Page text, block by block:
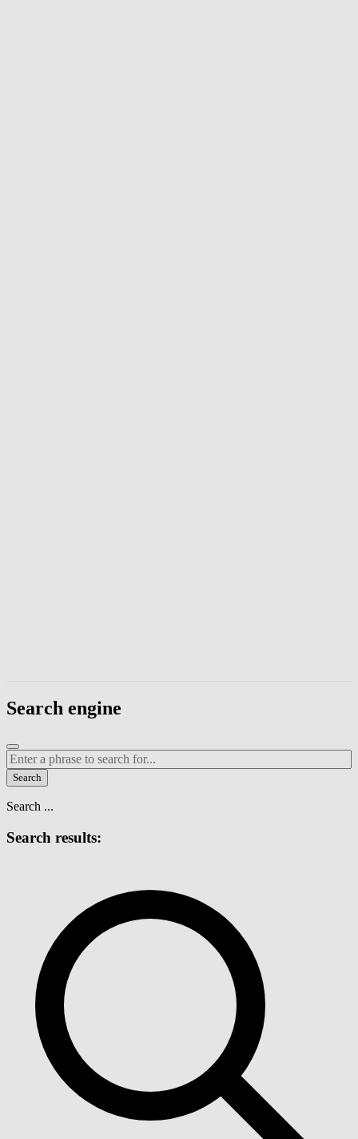
Enter a phrase to search page content. Press Escape to close the
Search engine
Enter a search term
Search
Search ...
Search results: